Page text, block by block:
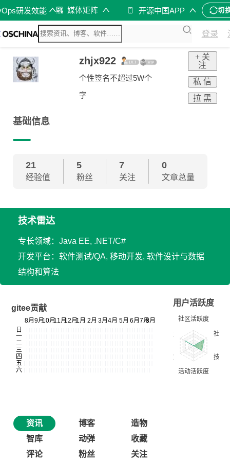
研发效能 媒体矩阵 开源中国APP 切
登录
zhjx922
个性签名不超过5W个
字
+ 关
注
私 信
拉 黑
基础信息
21
经验值
5
粉丝
7
关注
0
文章总量
技术雷达
专长领域：Java EE, .NET/C#
开发平台：软件测试/QA, 移动开发, 软件设计与数据
结构和算法
gitee贡献
用户活跃度
资讯 博客
造物
智库
动弹
收藏
评论
粉丝 关注